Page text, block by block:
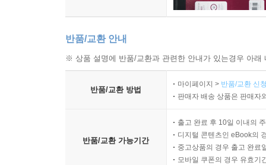
반품/교환 안내
※ 상품 설명에 반품/교환과 관련한 안내가 있는경우 아
반품/교환 방법
마이페이지 > 반품/교환 신
판매자 배송 상품은 판매자
반품/교환 가능기간
출고 완료 후 10일 이내의
디지털 콘텐츠인 eBook의
중고상품의 경우 출고 완료
모바일 쿠폰의 경우 유효기